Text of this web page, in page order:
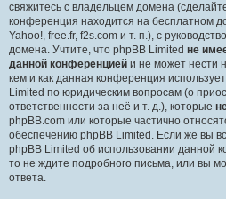
свяжитесь с владельцем домена
конференция находится на бесплатном
Yahoo!, free.fr, f2s.com и т. п.), с
домена. Учтите, что phpBB Limited не
данной конференцией и не может нести
кем и как данная конференция
Limited по юридическим вопросам (о
ответственности за неё и т. д.), которые
phpBB.com или которые частично
обеспечению phpBB Limited. Если же вы
phpBB Limited об использовании данной
то не ждите подробного письма, или вы
ответа.